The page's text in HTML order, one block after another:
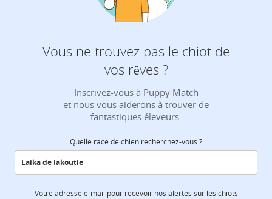
Vous ne trouvez pas le chiot de
vos rêves ?
Inscrivez-vous à Puppy Match
et nous vous aiderons à trouver de
fantastiques éleveurs.
Quelle race de chien recherchez-vous ?
Votre adresse e-mail pour recevoir nos alertes sur les chiots